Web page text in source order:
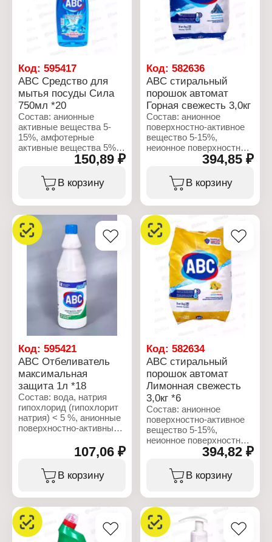
Код: 595417
ABC Средство для
мытья посуды Сила
750мл *20
Состав: анионные
активные вещества 5-
15%, амфотерные
активные вещества 5%,
неионогенные активные
вещества 5%, лимонен,
бензиловый спирт
Lemon,
Характеристики:
Бренд: ABC
Тип товара: Средство
для мытья посуды
Объем: 750 мл
150,89 ₽
В корзину
Код:582636
ABC стиральный
порошок автомат
Горная свежесть 3,0кг
Состав: анионное
поверхностно-активное
вещество 5-15%,
неионное поверхностно-
активное вещество,
фосфонат, кислородный
отбеливатель, мыло,
(энзим), отдушка.
Характеристики:
Бренд: ABC
Тип товара: Средство
для стирки
Название: "Mountain
Freshness"
Назначение: глубокая
очистка
Тип стирки: автомат
Вес: 3 кг
394,85 ₽
В корзину
Код: 595421
ABC Отбеливатель
максимальная
защита 1л *18
Состав: вода, натрия
гипохлорид (гипохлорит
натрия) < 5 %, анионные
поверхностно-активные
поликарбоксилат < 5 %,
оптические
отбеливатели, энзимы,
композиция (отдушка),
лимонная кислота
Характеристики:
107,06 ₽
В корзину
Код:582634
ABC стиральный
порошок автомат
Лимонная свежесть
3,0кг *6
Состав: анионное
поверхностно-активное
вещество 5-15%,
неионное поверхностно-
активное вещество,
фосфонат, кислородный
отбеливатель, мыло,
отдушка.
Характеристики:
394,82 ₽
В корзину